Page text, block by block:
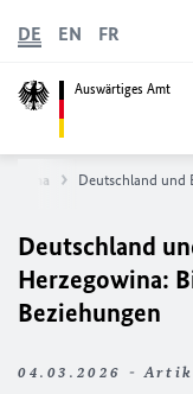
Auswärtiges Amt
DE EN FR
Deutschland und
Deutschland
Herzegowina:
Beziehungen
04.03.2026 -